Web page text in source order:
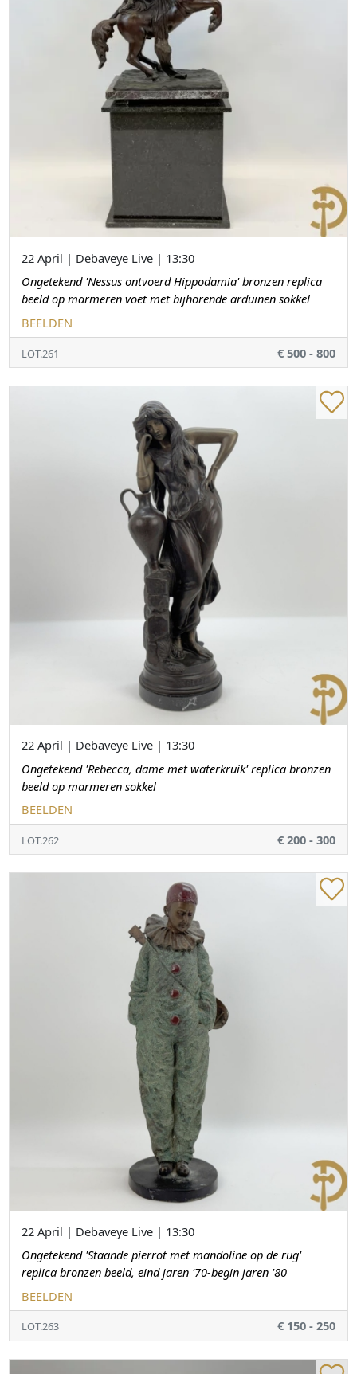
22 April | Debaveye Live | 13:30
Ongetekend 'Nessus ontvoerd Hippodamia' bronzen replica
beeld op marmeren voet met bijhorende arduinen sokkel
BEELDEN
LOT.261 € 500 - 800
22 April | Debaveye Live | 13:30
Ongetekend 'Rebecca, dame met waterkruik' replica bronzen
beeld op marmeren sokkel
BEELDEN
LOT.262 € 200 - 300
22 April | Debaveye Live | 13:30
Ongetekend 'Staande pierrot met mandoline op de rug'
replica bronzen beeld, eind jaren '70-begin jaren '80
BEELDEN
LOT.263 € 150 - 250